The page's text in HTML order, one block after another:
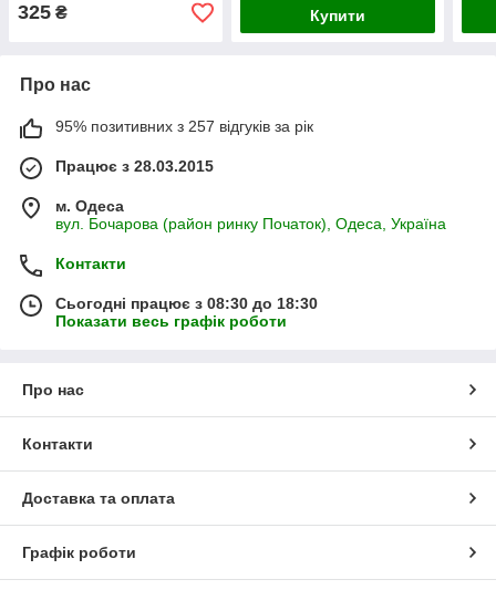
325 ₴ Купити
Про нас
95% позитивних з 257 відгуків за рік
Працює з 28.03.2015
м. Одеса
вул. Бочарова (район ринку Початок), Одеса, Україна
Контакти
Сьогодні працює з 08:30 до 18:30
Показати весь графік роботи
Про нас
Контакти
Доставка та оплата
Графік роботи